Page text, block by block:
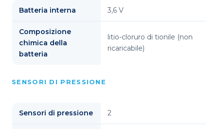
Batteria interna 3,6 V
Composizione
chimica della
batteria
litio-cloruro di tionile (non
ricaricabile)
SENSORI DI PRESSIONE
Sensori di pressione 2